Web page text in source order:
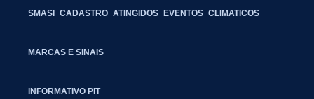
SMASI_CADASTRO_ATINGIDOS_EVENTOS_CLIMATICOS
MARCAS E SINAIS
INFORMATIVO PIT